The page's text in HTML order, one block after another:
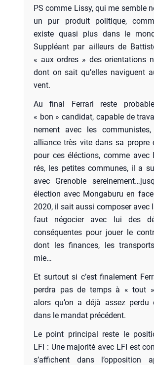
PS comme Lis­sy, qui me semble
un pur pro­duit poli­tique,
existe qua­si plus dans le
Sup­pléant par ailleurs de
« aux ordres » des orien­ta­tions
dont on sait qu’elles naviguent
vent.
Au final Fer­ra­ri reste
« bon » can­di­dat, capable de
ne­ment avec les
alliance très vite dans sa propre
pour ces éléc­tions, comme
rés, les petites com­munes, il a
avec Gre­noble
élec­tion avec Mon­ga­bu­ru en
2020, il sait aus­si com­po­ser avec
faut négo­cier avec lui des
consé­quentes pour jouer le
dont les finances, les
mie…
Et sur­tout si c’est fina­le­ment
per­dra pas de temps à « tout »
alors qu’on a déjà assez per­du
dans le man­dat pré­cé­dent.
Le point prin­ci­pal reste le
LFI : Une majo­ri­té avec LFI est
s’af­fichent dans l’op­po­si­tion